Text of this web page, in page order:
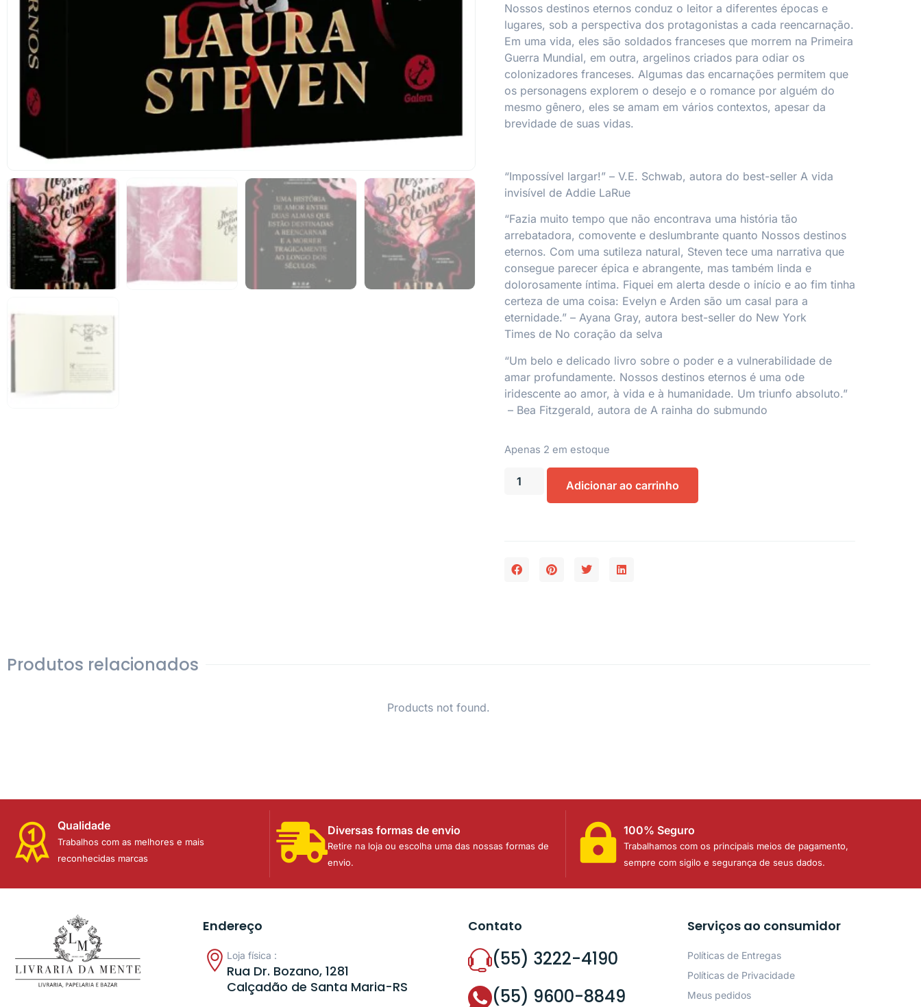
Nossos destinos eternos conduz o leitor a diferentes épocas e
lugares, sob a perspectiva dos protagonistas a cada reencarnação.
Em uma vida, eles são soldados franceses que morrem na Primeira
Guerra Mundial, em outra, argelinos criados para odiar os
colonizadores franceses. Algumas das encarnações permitem que
os personagens explorem o desejo e o romance por alguém do
mesmo gênero, eles se amam em vários contextos, apesar da
brevidade de suas vidas.
“Impossível largar!” – V.E. Schwab, autora do best-seller A vida
invisível de Addie LaRue
“Fazia muito tempo que não encontrava uma história tão
arrebatadora, comovente e deslumbrante quanto Nossos destinos
eternos. Com uma sutileza natural, Steven tece uma narrativa que
consegue parecer épica e abrangente, mas também linda e
dolorosamente íntima. Fiquei em alerta desde o início e ao fim tinha
certeza de uma coisa: Evelyn e Arden são um casal para a
eternidade.” – Ayana Gray, autora best-seller do New York
Times de No coração da selva
“Um belo e delicado livro sobre o poder e a vulnerabilidade de
amar profundamente. Nossos destinos eternos é uma ode
iridescente ao amor, à vida e à humanidade. Um triunfo absoluto.”
– Bea Fitzgerald, autora de A rainha do submundo
Apenas 2 em estoque
Adicionar ao carrinho
Produtos relacionados
Products not found.
Qualidade
Trabalhos com as melhores e mais
reconhecidas marcas
Diversas formas de envio
Retire na loja ou escolha uma das nossas formas de
envio.
100% Seguro
Trabalhamos com os principais meios de pagamento,
sempre com sigilo e segurança de seus dados.
Endereço
Loja física :
Rua Dr. Bozano, 1281
Calçadão de Santa Maria-RS
Contato
(55) 3222-4190
(55) 9600-8849
Serviços ao consumidor
Políticas de Entregas
Políticas de Privacidade
Meus pedidos